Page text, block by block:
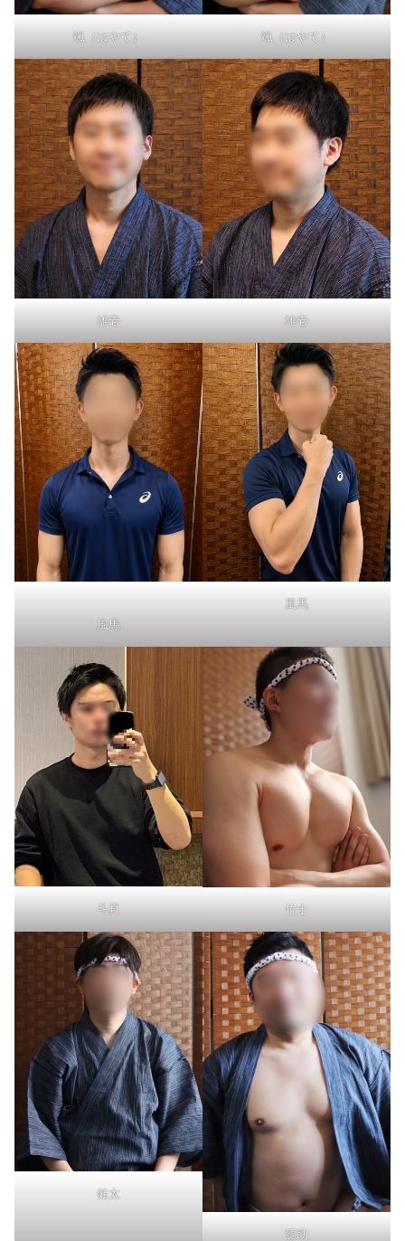
颯（はやて） 颯（はやて）
雄壱 雄壱
風馬
風馬
斗真 竹士
健太
源助